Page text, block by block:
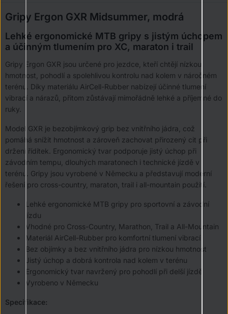
Gripy Ergon GXR Midsummer, modrá
Lehké ergonomické MTB gripy s jistým úchopem
a účinným tlumením pro XC, maraton i trail
Gripy Ergon GXR jsou určené pro jezdce, kteří chtějí nízkou
hmotnost, pohodlí a spolehlivou kontrolu nad kolem v náročném
terénu. Díky materiálu AirCell-Rubber nabízejí účinné tlumení
vibrací a nárazů, přitom zůstávají mimořádně lehké a příjemné do
ruky.
Model GXR je bezobjímkový grip bez vnitřního jádra, což
pomáhá snížit hmotnost a zároveň zachovat přirozený cit při
držení řídítek. Ergonomický tvar podporuje jistý úchop při
závodním tempu, dlouhých maratonech i technické jízdě v
terénu. Gripy jsou vyrobené v Německu a představují moderní
řešení pro cross-country, maraton, trail i all-mountain použití.
Lehké ergonomické MTB gripy pro sportovní a závodní
jízdu
Vhodné pro Cross-Country, Marathon, Trail a All-Mountain
Materiál AirCell-Rubber pro komfortní tlumení vibrací
Bez objímky a bez vnitřního jádra pro nízkou hmotnost
Jistý úchop a dobrá kontrola nad kolem v terénu
Ergonomický tvar navržený pro pohodlí při delší jízdě
Vyrobeno v Německu
Specifikace: